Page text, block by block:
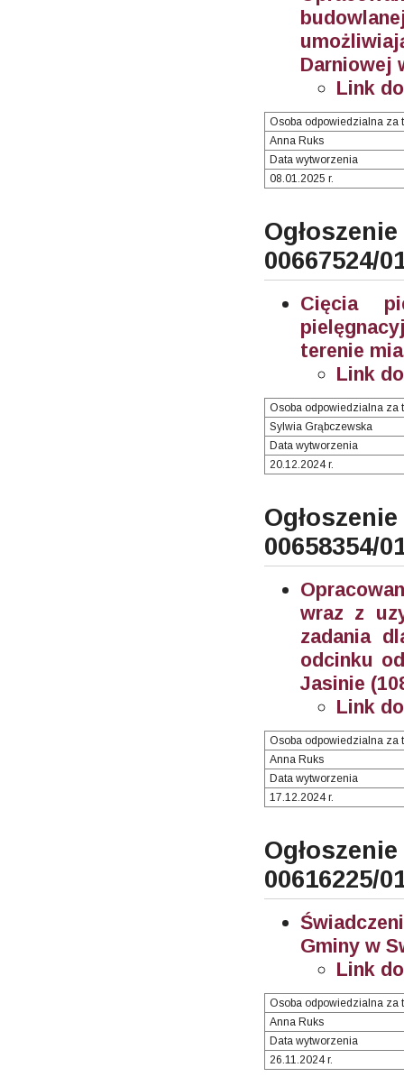
Darniowej
Link
Osoba odpowiedzialna za
Anna Ruks
Data wytworzenia
08.01.2025 r.
00667524/
Cięcia
terenie
Link
Osoba odpowiedzialna za
Sylwia Grąbczewska
Data wytworzenia
20.12.2024 r.
00658354/
wraz z
zadania
odcinku
Jasinie
Link
Osoba odpowiedzialna za
Anna Ruks
Data wytworzenia
17.12.2024 r.
00616225/
Gminy w
Link
Osoba odpowiedzialna za
Anna Ruks
Data wytworzenia
26.11.2024 r.